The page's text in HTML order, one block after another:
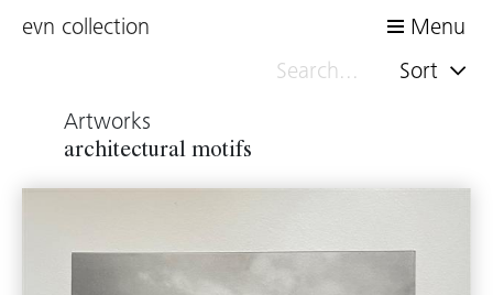
evn collection
Menu
Sort
Artworks
architectural motifs